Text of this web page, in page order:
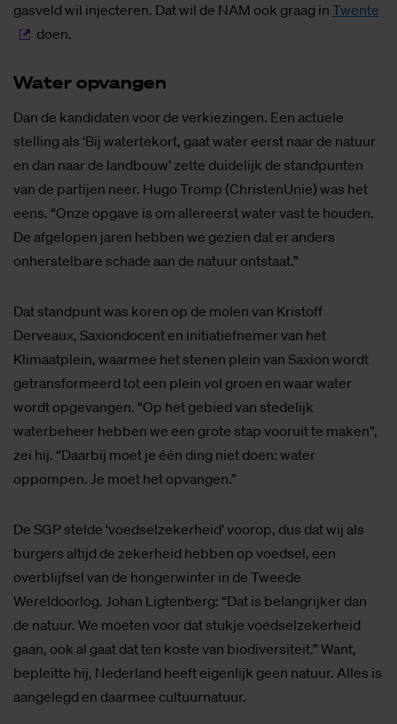
gasveld wil injecteren. Dat wil de NAM ook graag in Twente
doen.
Wa­ter op­van­gen
Dan de kandidaten voor de verkiezingen. Een actuele
stelling als ‘Bij watertekort, gaat water eerst naar de natuur
en dan naar de landbouw’ zette duidelijk de standpunten
van de partijen neer. Hugo Tromp (ChristenUnie) was het
eens. “Onze opgave is om allereerst water vast te houden.
De afgelopen jaren hebben we gezien dat er anders
onherstelbare schade aan de natuur ontstaat.”
Dat standpunt was koren op de molen van Kristoff
Derveaux, Saxiondocent en initiatiefnemer van het
Klimaatplein, waarmee het stenen plein van Saxion wordt
getransformeerd tot een plein vol groen en waar water
wordt opgevangen. “Op het gebied van stedelijk
waterbeheer hebben we een grote stap vooruit te maken”,
zei hij. “Daarbij moet je één ding niet doen: water
oppompen. Je moet het opvangen.”
De SGP stelde ‘voedselzekerheid’ voorop, dus dat wij als
burgers altijd de zekerheid hebben op voedsel, een
overblijfsel van de hongerwinter in de Tweede
Wereldoorlog. Johan Ligtenberg: “Dat is belangrijker dan
de natuur. We moeten voor dat stukje voedselzekerheid
gaan, ook al gaat dat ten koste van biodiversiteit.” Want,
bepleitte hij, Nederland heeft eigenlijk geen natuur. Alles is
aangelegd en daarmee cultuurnatuur.